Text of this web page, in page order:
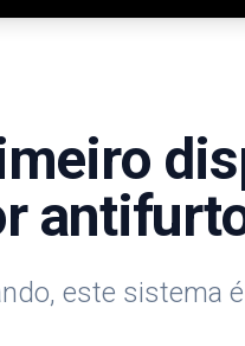
este sistema